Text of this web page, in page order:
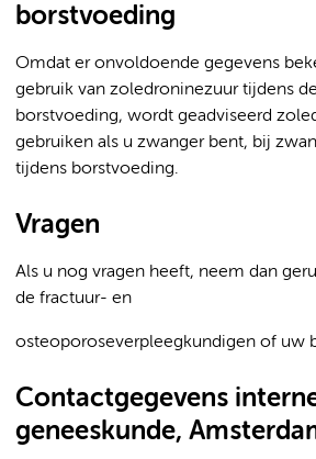
borstvoeding
Omdat er onvoldoende gegevens
gebruik van zoledroninezuur tijdens
borstvoeding, wordt geadviseerd
gebruiken als u zwanger bent, bij
tijdens borstvoeding.
Vragen
Als u nog vragen heeft, neem dan
de fractuur- en
osteoporoseverpleegkundigen of uw
Contactgegevens
geneeskunde,